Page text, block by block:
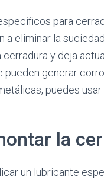
para
eliminar la
y deja
pueden generar
puedes
la
un lubricante